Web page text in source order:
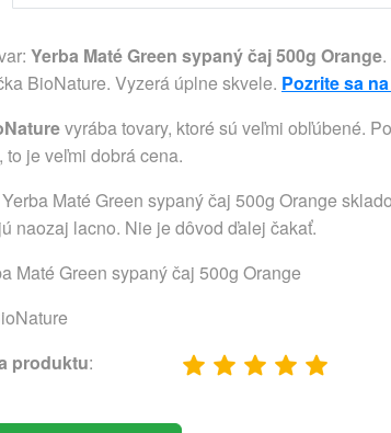
Yerba Maté Green sypaný čaj 500g Orange
BioNature. Vyzerá úplne skvele. Pozrite sa
vyrába tovary, ktoré sú veľmi obľúbené.
to je veľmi dobrá cena.
Maté Green sypaný čaj 500g Orange
naozaj lacno. Nie je dôvod ďalej čakať.
Maté Green sypaný čaj 500g Orange
produktu: